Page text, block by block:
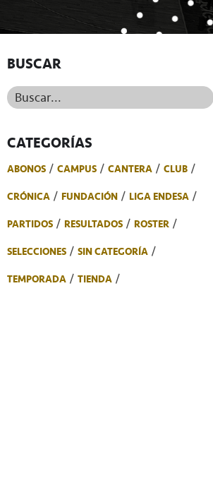
BUSCAR
Buscar...
CATEGORÍAS
ABONOS CAMPUS CANTERA
CLUB
CRÓNICA
FUNDACIÓN
LIGA ENDESA
PARTIDOS
RESULTADOS
ROSTER
SELECCIONES
SIN CATEGORÍA
TEMPORADA
TIENDA